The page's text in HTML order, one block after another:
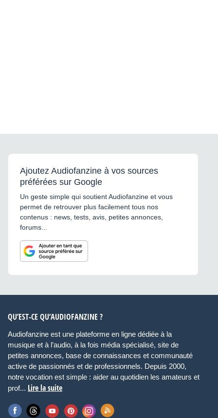
Ajoutez Audiofanzine à vos sources
préférées sur Google
Un geste simple qui soutient Audiofanzine et vous
permet de retrouver plus facilement tous nos
contenus : news, tests, avis, petites annonces,
forums...
QU’EST-CE QU’AUDIOFANZINE ?
Audiofanzine est une plateforme en ligne dédiée à la
musique et à l’audio, à la fois média spécialisé, site de
petites annonces, base de connaissances et communauté
active de passionnés et de professionnels. Depuis 2000,
notre vocation est simple : aider au quotidien les amateurs et
prof... Lire la suite